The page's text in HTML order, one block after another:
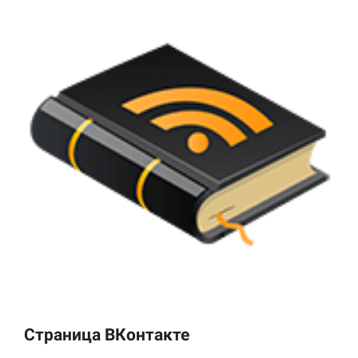
Страница ВКонтакте